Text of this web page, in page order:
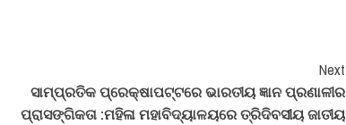
Next
ସାମ୍ପ୍ରତିକ ପ୍ରେକ୍ଷାପଟ୍ଟରେ ଭାରତୀୟ ଜ୍ଞାନ ପ୍ରଣାଳୀର
ପ୍ରାସଙ୍ଗିକତା :ମହିଳା ମହାବିଦ୍ୟାଳୟରେ ତ୍ରିଦିବସୀୟ ଜାତୀୟ